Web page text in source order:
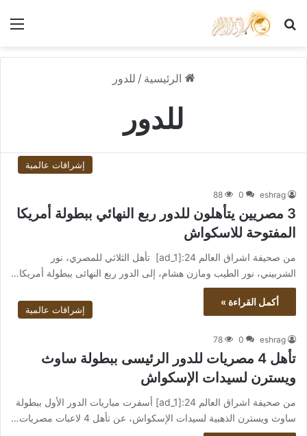
بحث عن
الرئيسية / للدور
للدور
إشراقات عالمية
eshrag
0
88
3 مصريين يتأهلون للدور ربع النهائي ببطولة أمريكا
المفتوحة للاسكواش
من صحيفة اشراق العالم 24:[ad_1] تأهل الثلاثي للمصري، نور
الشربيني، نور الطيب ومازن هشام، إلى الدور ربع النهائى ببطولة أمريكا…
أكمل القراءة »
إشراقات عالمية
eshrag
0
78
تأهل 4 مصريات للدور الرئيسى ببطولة ساوث
ويسترن لسيدات الإسكواش
من صحيفة اشراق العالم 24:[ad_1] أسفرت مباريات الدور الأول ببطولة
ساوث ويسترن الذهبية لسيدات الإسكواش، عن تأهل 4 لاعبات مصريات…